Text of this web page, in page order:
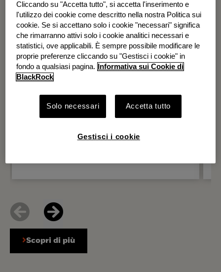
Scopri di più
Cliccando su "Accetta tutto", si accetta l'inserimento e
l'utilizzo dei cookie come descritto nella nostra Politica sui
cookie. Se si accettano solo i cookie "necessari" significa
che rimarranno attivi solo i cookie analitici necessari e
statistici, ove applicabili. È sempre possibile modificare le
proprie preferenze cliccando su "Gestisci i cookie" in
fondo a qualsiasi pagina.
Informativa sui Cookie di
BlackRock
Solo necessari Accetta tutto
Gestisci i cookie